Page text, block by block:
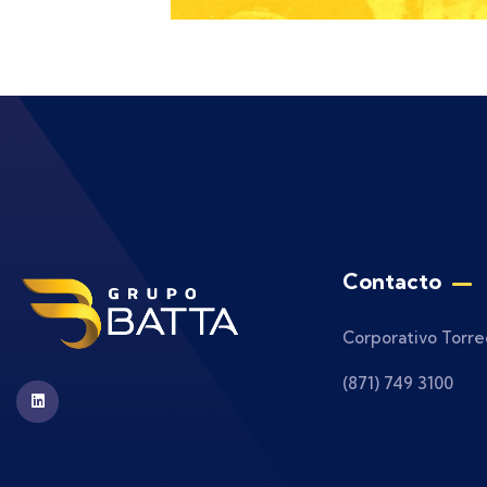
Contacto
Corporativo
(871) 749 3100